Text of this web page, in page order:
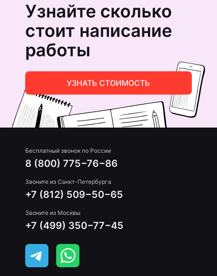
Узнайте сколько
стоит написание
работы
УЗНАТЬ СТОИМОСТЬ
Бесплатный звонок по России
8 (800) 775−76−86
Звоните из Санкт-Петербурга
+7 (812) 509−50−65
Звоните из Москвы
+7 (499) 350−77−45